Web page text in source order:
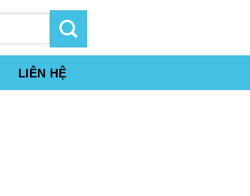
LIÊN HỆ